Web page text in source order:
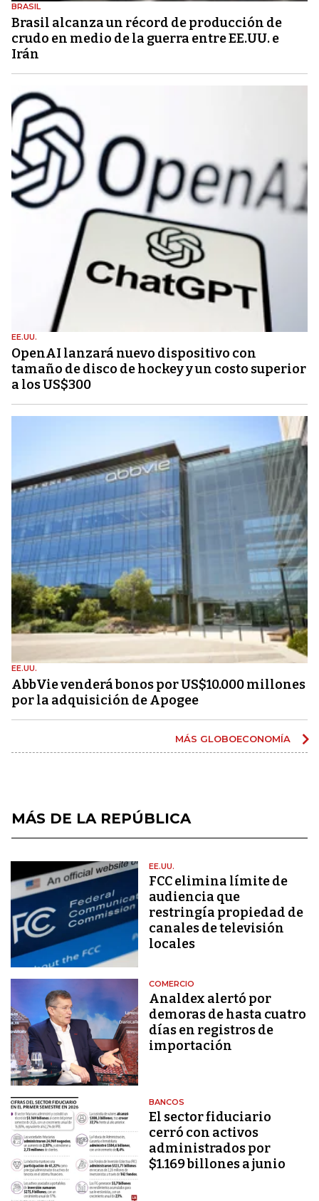
BRASIL
Brasil alcanza un récord de producción de
crudo en medio de la guerra entre EE.UU. e
Irán
EE.UU.
OpenAI lanzará nuevo dispositivo con
tamaño de disco de hockey y un costo superior
a los US$300
EE.UU.
AbbVie venderá bonos por US$10.000 millones
por la adquisición de Apogee
MÁS GLOBOECONOMÍA
MÁS DE LA REPÚBLICA
EE.UU.
FCC elimina límite de
audiencia que
restringía propiedad de
canales de televisión
locales
COMERCIO
Analdex alertó por
demoras de hasta cuatro
días en registros de
importación
BANCOS
El sector fiduciario
cerró con activos
administrados por
$1.169 billones a junio